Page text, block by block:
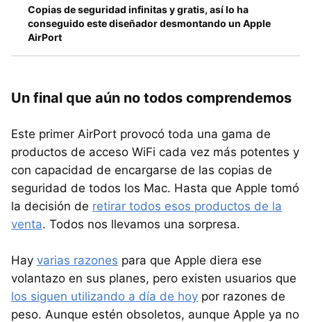
Copias de seguridad infinitas y gratis, así lo ha
conseguido este diseñador desmontando un Apple
AirPort
Un final que aún no todos comprendemos
Este primer AirPort provocó toda una gama de
productos de acceso WiFi cada vez más potentes y
con capacidad de encargarse de las copias de
seguridad de todos los Mac. Hasta que Apple tomó
la decisión de retirar todos esos productos de la
venta. Todos nos llevamos una sorpresa.
Hay varias razones para que Apple diera ese
volantazo en sus planes, pero existen usuarios que
los siguen utilizando a día de hoy por razones de
peso. Aunque estén obsoletos, aunque Apple ya no